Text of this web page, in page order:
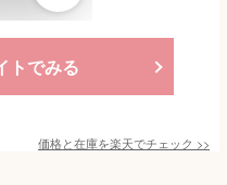
トでみる
価格と在庫を楽天でチェック >>